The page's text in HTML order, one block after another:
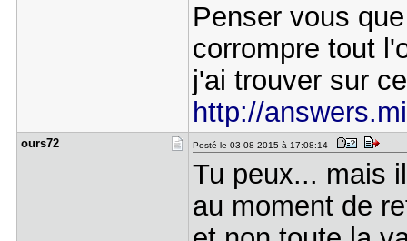
Penser vous
corrompre tout
j'ai trouver sur
http://
ours72 Posté le 03-08-2015 à 17:08:14
Tu peux... mais
au moment de